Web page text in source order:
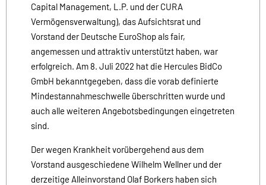
Capital Management, L.P. und der CURA
Vermögensverwaltung), das Aufsichtsrat und
Vorstand der Deutsche EuroShop als fair,
angemessen und attraktiv unterstützt haben, war
erfolgreich. Am 8. Juli 2022 hat die Hercules BidCo
GmbH bekanntgegeben, dass die vorab definierte
Mindestannahmeschwelle überschritten wurde und
auch alle weiteren Angebotsbedingungen eingetreten
sind.
Der wegen Krankheit vorübergehend aus dem
Vorstand ausgeschiedene Wilhelm Wellner und der
derzeitige Alleinvorstand Olaf Borkers haben sich